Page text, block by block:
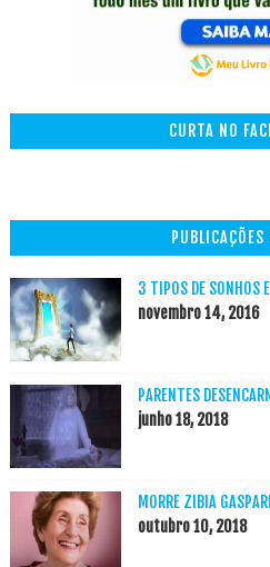
CURTA NO
PUBLICAÇÕES
3 TIPOS DE SONHOS
novembro 14, 2016
PARENTES
junho 18, 2018
MORRE ZIBIA
outubro 10, 2018